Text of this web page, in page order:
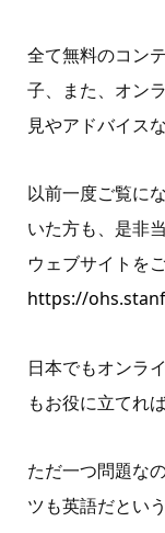
全て無料のコン
子、また、オン
見やアドバイス
以前一度ご覧に
いた方も、是非
ウェブサイトを
https://
日本でもオンラ
もお役に立てれ
ただ一つ問題な
ツも英語だとい